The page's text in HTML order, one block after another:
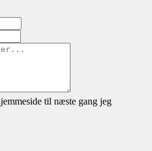
til næste gang jeg